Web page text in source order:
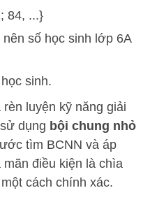
84, ...}
số học sinh lớp 6A
sinh.
luyện kỹ năng giải
dụng bội chung nhỏ
tìm BCNN và áp
điều kiện là chìa
cách chính xác.